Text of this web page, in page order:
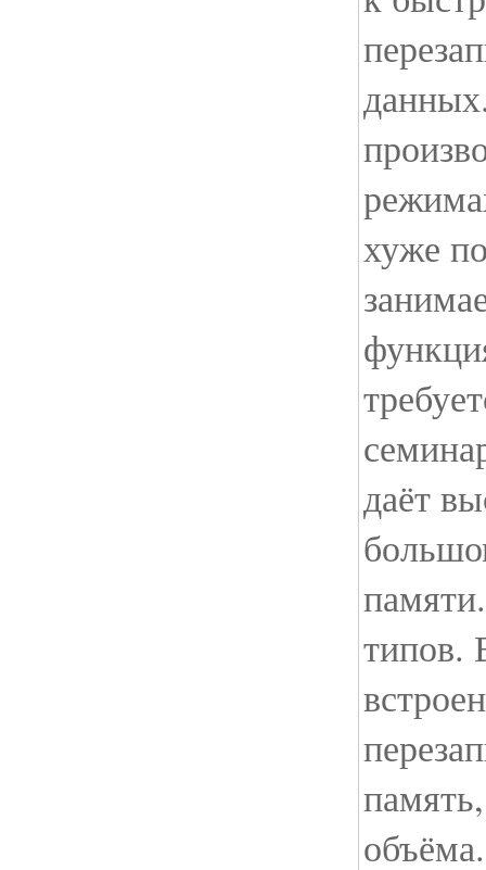
хуже
даёт
типов.